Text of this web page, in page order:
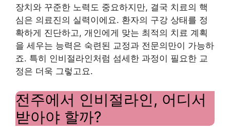
장치와 꾸준한 노력도 중요하지만, 결국 치료의 핵
심은 의료진의 실력이에요. 환자의 구강 상태를 정
확하게 진단하고, 개인에게 맞는 최적의 치료 계획
을 세우는 능력은 숙련된 교정과 전문의만이 가능하
죠. 특히 인비절라인처럼 섬세한 과정이 필요한 교
정은 더욱 그렇고요.
전주에서 인비절라인, 어디서
받아야 할까?